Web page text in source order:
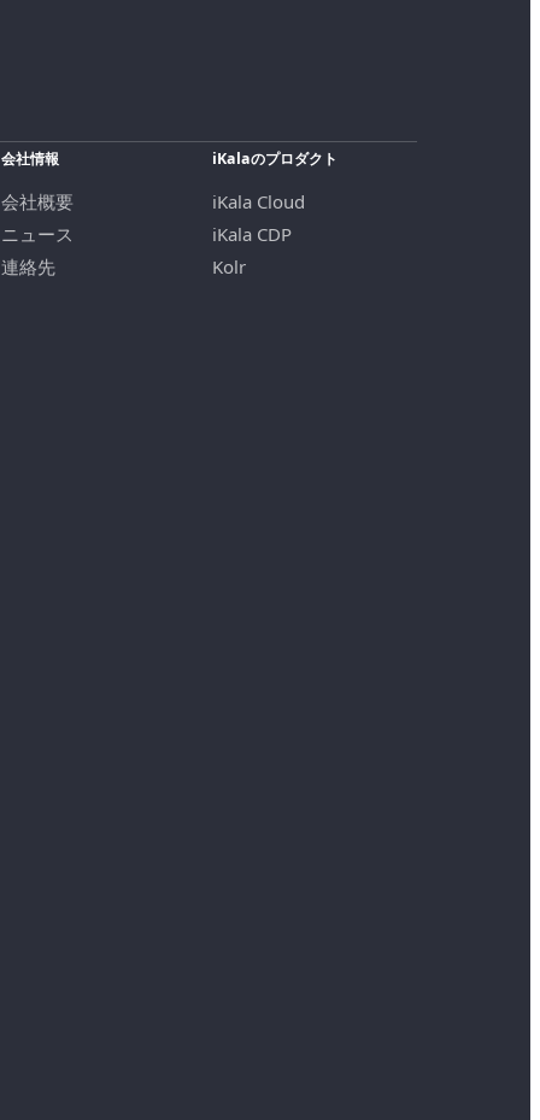
会社情報
会社概要
ニュース
連絡先
iKalaのプロダクト
iKala Cloud
iKala CDP
Kolr